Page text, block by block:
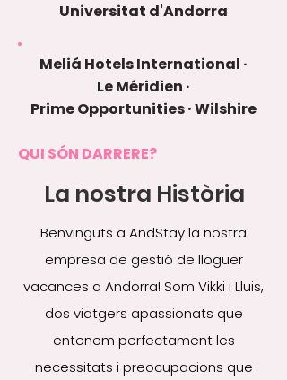
Universitat d'Andorra
Meliá Hotels International ·
Le Méridien ·
Prime Opportunities · Wilshire
QUI SÓN DARRERE?
La nostra Història
Benvinguts a AndStay la nostra
empresa de gestió de lloguer
vacances a Andorra! Som Vikki i Lluis,
dos viatgers apassionats que
entenem perfectament les
necessitats i preocupacions que